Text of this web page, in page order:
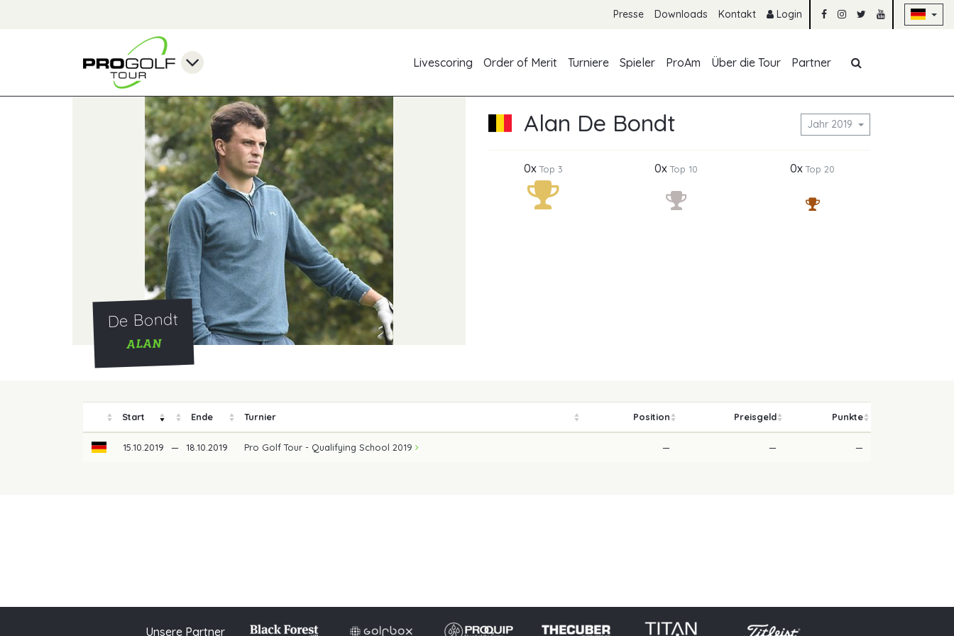
Presse Downloads Kontakt Login
Livescoring
Order of Merit Turniere Spieler ProAm Über die Tour Partner
De Bondt
ALAN
Alan De Bondt Jahr 2019
0xTop 3 0xTop 10 0xTop 20
Start Ende Turnier Position Preisgeld Punkte
15.10.2019 — 18.10.2019 Pro Golf Tour - Qualifying School 2019 — — —
Unsere Partner